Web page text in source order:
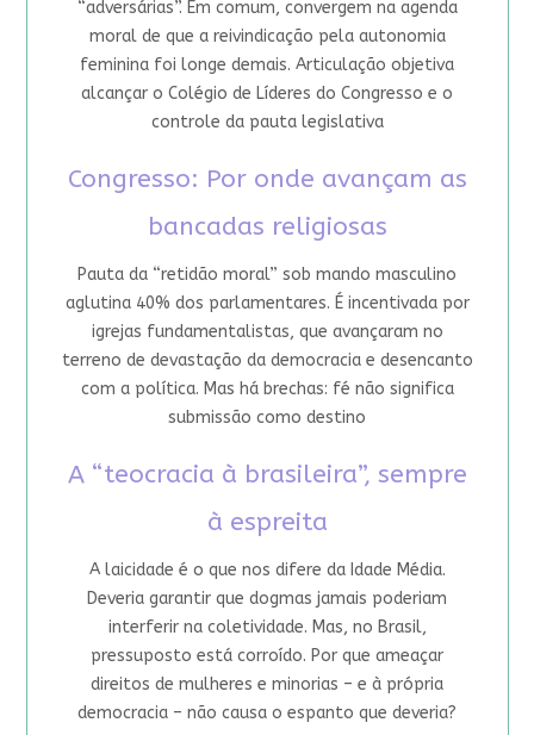
“adversárias”. Em comum, convergem na agenda
moral de que a reivindicação pela autonomia
feminina foi longe demais. Articulação objetiva
alcançar o Colégio de Líderes do Congresso e o
controle da pauta legislativa
Congresso: Por onde avançam as
bancadas religiosas
Pauta da “retidão moral” sob mando masculino
aglutina 40% dos parlamentares. É incentivada por
igrejas fundamentalistas, que avançaram no
terreno de devastação da democracia e desencanto
com a política. Mas há brechas: fé não significa
submissão como destino
A “teocracia à brasileira”, sempre
à espreita
A laicidade é o que nos difere da Idade Média.
Deveria garantir que dogmas jamais poderiam
interferir na coletividade. Mas, no Brasil,
pressuposto está corroído. Por que ameaçar
direitos de mulheres e minorias – e à própria
democracia – não causa o espanto que deveria?